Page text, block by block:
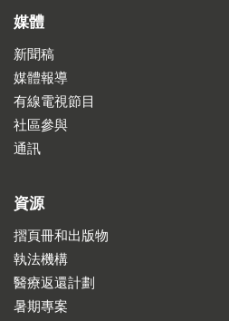
媒體
新聞稿
媒體報導
有線電視節目
社區參與
通訊
資源
摺頁冊和出版物
執法機構
醫療返還計劃
暑期專案